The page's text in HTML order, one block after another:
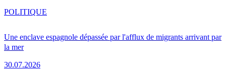
Une enclave espagnole dépassée par l'afflux de migrants arrivant par
la mer
30.07.2026
POLITIQUE